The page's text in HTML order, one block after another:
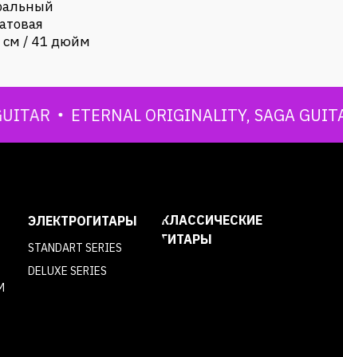
см / 41 дюйм
ETERNAL ORIGINALITY, SAGA GUITAR
ЭЛЕКТРОГИТАРЫ
КЛАССИЧЕСКИЕ
ГИТАРЫ
STANDART SERIES
DELUXE SERIES